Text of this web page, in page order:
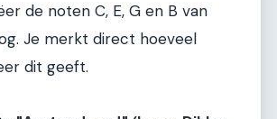
de noten C, E, G en B van
Je merkt direct hoeveel
dit geeft.